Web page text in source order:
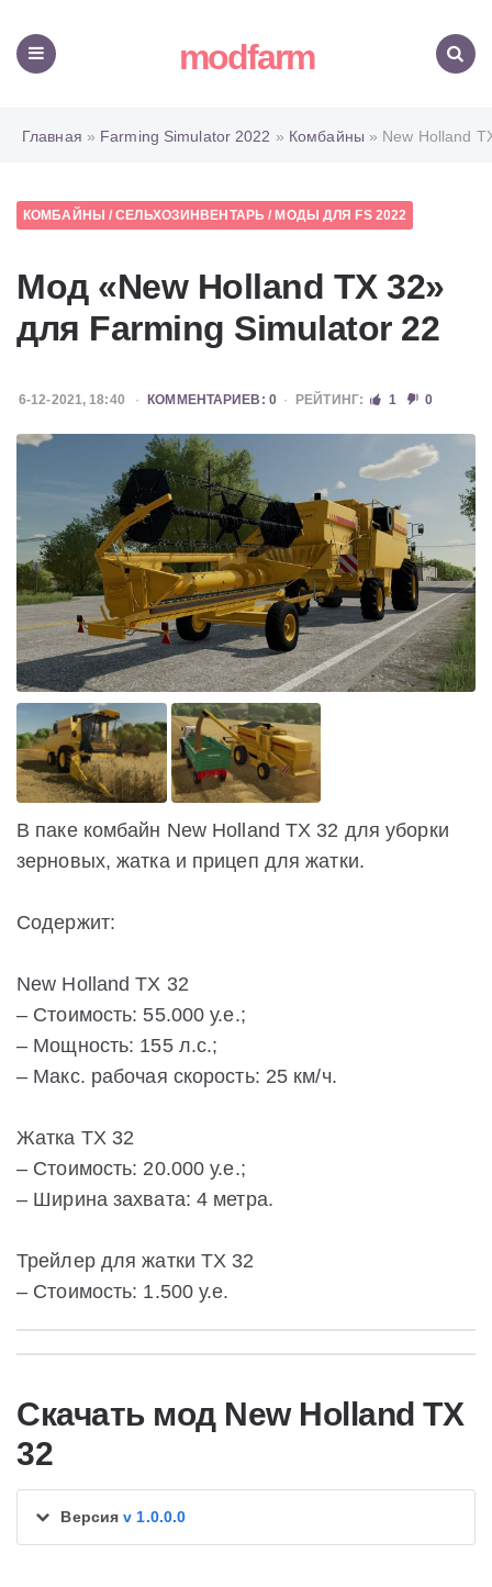
modfarm
Главная » Farming Simulator 2022 » Комбайны » New Holland
КОМБАЙНЫ /СЕЛЬХОЗИНВЕНТАРЬ / МОДЫ ДЛЯ FS 2022
Мод «New Holland TX 32»
для Farming Simulator 22
6-12-2021, 18:40 КОММЕНТАРИЕВ: 0 РЕЙТИНГ: 1 0
В паке комбайн New Holland TX 32 для уборки
зерновых, жатка и прицеп для жатки.
Содержит:
New Holland TX 32
– Стоимость: 55.000 у.е.;
– Мощность: 155 л.с.;
– Макс. рабочая скорость: 25 км/ч.
Жатка TX 32
– Стоимость: 20.000 у.е.;
– Ширина захвата: 4 метра.
Трейлер для жатки TX 32
– Стоимость: 1.500 у.е.
Скачать мод New Holland TX
32
Версияv 1.0.0.0